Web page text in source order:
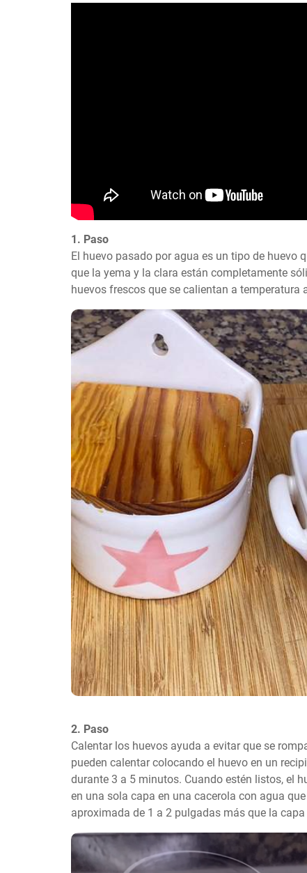
1. Paso
El huevo pasado por agua es un tipo de huevo
que la yema y la clara están completamente
huevos frescos que se calientan a temperatura
2. Paso
Calentar los huevos ayuda a evitar que se
pueden calentar colocando el huevo en un
durante 3 a 5 minutos. Cuando estén listos, el
en una sola capa en una cacerola con agua
aproximada de 1 a 2 pulgadas más que la capa